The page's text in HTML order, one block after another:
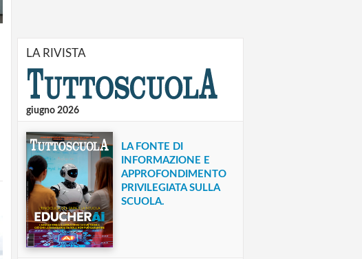
LA RIVISTA
giugno 2026
LA FONTE DI
INFORMAZIONE E
APPROFONDIMENTO
PRIVILEGIATA SULLA
SCUOLA.